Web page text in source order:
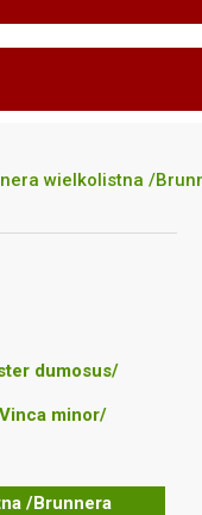
wielkolistna /
dumosus/
minor/
/Brunnera